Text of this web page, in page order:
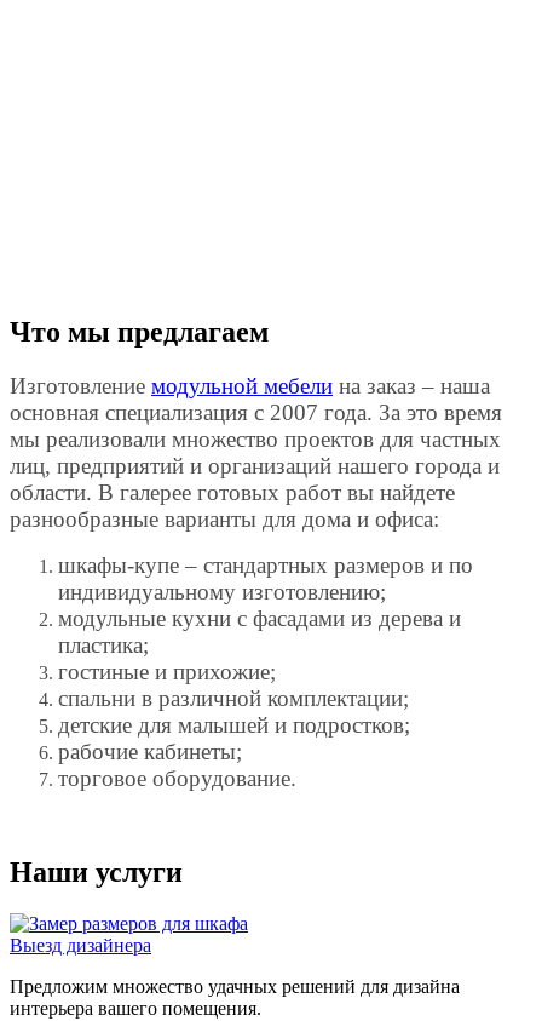
Что мы предлагаем
Изготовление модульной мебели на заказ – наша
основная специализация с 2007 года. За это время
мы реализовали множество проектов для частных
лиц, предприятий и организаций нашего города и
области. В галерее готовых работ вы найдете
разнообразные варианты для дома и офиса:
шкафы-купе – стандартных размеров и по
индивидуальному изготовлению;
модульные кухни с фасадами из дерева и
пластика;
гостиные и прихожие;
спальни в различной комплектации;
детские для малышей и подростков;
рабочие кабинеты;
торговое оборудование.
Наши услуги
Выезд дизайнера
Предложим множество удачных решений для дизайна
интерьера вашего помещения.